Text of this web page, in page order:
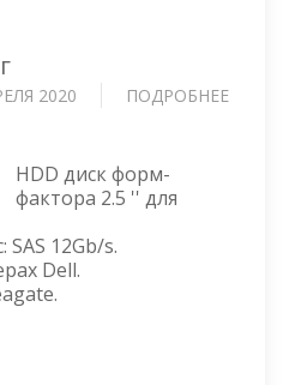
2020 ПОДРОБНЕЕ
HDD диск форм-
фактора 2.5 '' для
12Gb/s.
Dell.